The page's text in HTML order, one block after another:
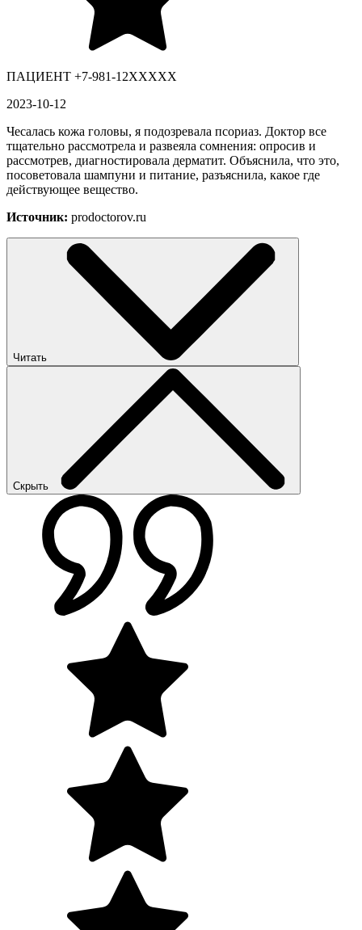
ПАЦИЕНТ +7-981-12XXXXX
2023-10-12
Чесалась кожа головы, я подозревала псориаз. Доктор все
тщательно рассмотрела и развеяла сомнения: опросив и
рассмотрев, диагностировала дерматит. Объяснила, что это,
посоветовала шампуни и питание, разъяснила, какое где
действующее вещество.
Источник: prodoctorov.ru
Читать
Скрыть